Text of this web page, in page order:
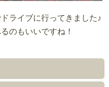
ライブに行ってきました♪
のもいいですね！